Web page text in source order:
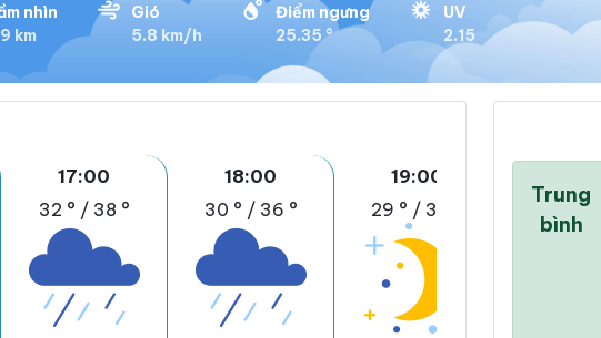
nhìn
km
Gió
5.8 km/h
Điểm ngưng
25.35 °
UV
2.15
17:00
32 ° / 38 °
18:00
30 ° / 36 °
19:00
29 ° / 35 °
28 °/
Trung
bình